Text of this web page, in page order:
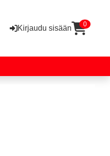
Kirjaudu sisään 0